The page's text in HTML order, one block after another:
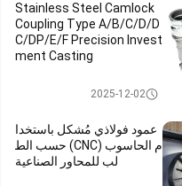
Stainless Steel Camlock
Coupling Type A/B/C/D/D
C/DP/E/F Precision Invest
ment Casting
صب الاستثمار الدقيق2025-12-02
عمود فولاذي مُشكل باستخدا
م الحاسوب (CNC) حسب الط
لب للمحاور الصناعية